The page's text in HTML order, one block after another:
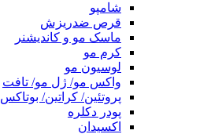
شامپو
قرص ضدریزش
ماسک مو و کاندیشنر
کرم مو
لوسیون مو
واکس مو/ ژل مو/ تافت
پروتئین/ کراتین/ بوتاکس
پودر دکلره
اکسیدان